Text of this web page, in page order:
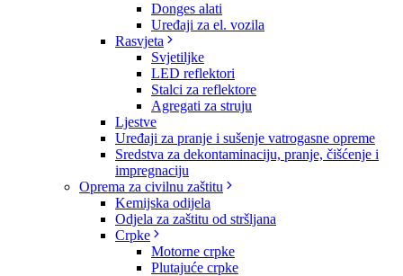
Donges alati
Uređaji za el. vozila
Rasvjeta
Svjetiljke
LED reflektori
Stalci za reflektore
Agregati za struju
Ljestve
Uređaji za pranje i sušenje vatrogasne opreme
Sredstva za dekontaminaciju, pranje, čišćenje i
impregnaciju
Oprema za civilnu zaštitu
Kemijska odijela
Odjela za zaštitu od stršljana
Crpke
Motorne crpke
Plutajuće crpke